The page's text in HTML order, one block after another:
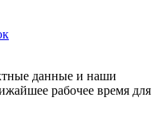
данные и наши
рабочее время для